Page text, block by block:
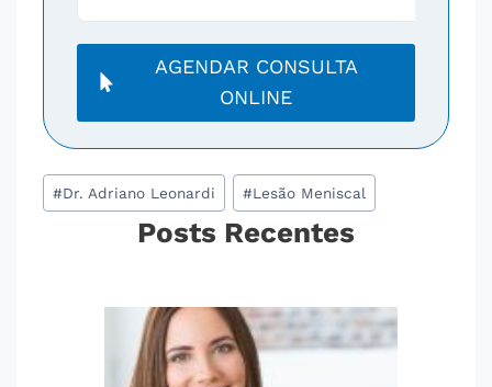
AGENDAR CONSULTA
ONLINE
Tags
do
#Dr. Adriano Leonardi #Lesão Meniscal
Posts Recentes